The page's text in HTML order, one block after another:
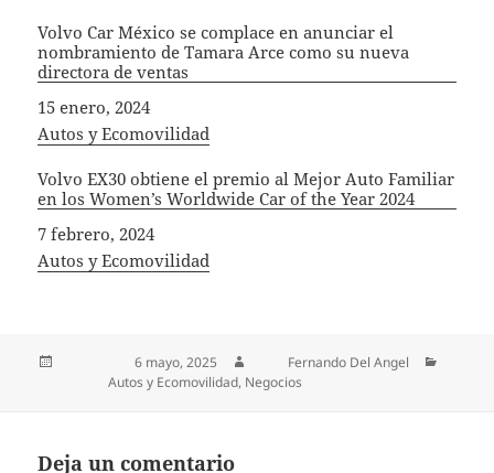
Volvo Car México se complace en anunciar el
nombramiento de Tamara Arce como su nueva
directora de ventas
Fecha
15 enero, 2024
In relation to
Autos y Ecomovilidad
Volvo EX30 obtiene el premio al Mejor Auto Familiar
en los Women’s Worldwide Car of the Year 2024
Fecha
7 febrero, 2024
In relation to
Autos y Ecomovilidad
Publicado el6 mayo, 2025
Fernando Del Angel
CategoríasAutos y Ecomovilidad, Negocios
Deja un comentario